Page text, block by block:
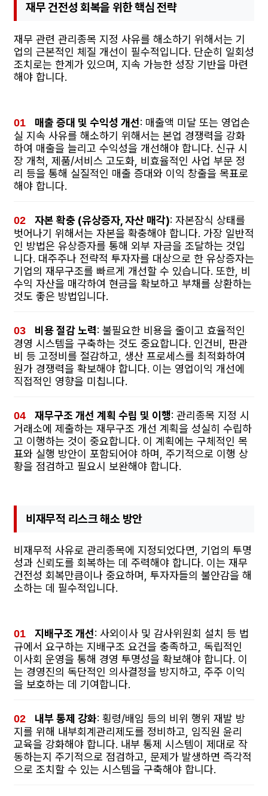
재무 건전성 회복을 위한 핵심 전략
재무 관련 관리종목 지정 사유를 해소하기 위해서는 기
업의 근본적인 체질 개선이 필수적입니다. 단순히 일회성
조치로는 한계가 있으며, 지속 가능한 성장 기반을 마련
해야 합니다.
매출 증대 및 수익성 개선: 매출액 미달 또는 영업손
실 지속 사유를 해소하기 위해서는 본업 경쟁력을 강화
하여 매출을 늘리고 수익성을 개선해야 합니다. 신규 시
장 개척, 제품/서비스 고도화, 비효율적인 사업 부문 정
리 등을 통해 실질적인 매출 증대와 이익 창출을 목표로
해야 합니다.
자본 확충 (유상증자, 자산 매각): 자본잠식 상태를
벗어나기 위해서는 자본을 확충해야 합니다. 가장 일반적
인 방법은 유상증자를 통해 외부 자금을 조달하는 것입
니다. 대주주나 전략적 투자자를 대상으로 한 유상증자는
기업의 재무구조를 빠르게 개선할 수 있습니다. 또한, 비
수익 자산을 매각하여 현금을 확보하고 부채를 상환하는
것도 좋은 방법입니다.
비용 절감 노력: 불필요한 비용을 줄이고 효율적인
경영 시스템을 구축하는 것도 중요합니다. 인건비, 판관
비 등 고정비를 절감하고, 생산 프로세스를 최적화하여
원가 경쟁력을 확보해야 합니다. 이는 영업이익 개선에
직접적인 영향을 미칩니다.
재무구조 개선 계획 수립 및 이행: 관리종목 지정 시
거래소에 제출하는 재무구조 개선 계획을 성실히 수립하
고 이행하는 것이 중요합니다. 이 계획에는 구체적인 목
표와 실행 방안이 포함되어야 하며, 주기적으로 이행 상
황을 점검하고 필요시 보완해야 합니다.
비재무적 리스크 해소 방안
비재무적 사유로 관리종목에 지정되었다면, 기업의 투명
성과 신뢰도를 회복하는 데 주력해야 합니다. 이는 재무
건전성 회복만큼이나 중요하며, 투자자들의 불안감을 해
소하는 데 필수적입니다.
지배구조 개선: 사외이사 및 감사위원회 설치 등 법
규에서 요구하는 지배구조 요건을 충족하고, 독립적인
이사회 운영을 통해 경영 투명성을 확보해야 합니다. 이
는 경영진의 독단적인 의사결정을 방지하고, 주주 이익
을 보호하는 데 기여합니다.
내부 통제 강화: 횡령/배임 등의 비위 행위 재발 방
지를 위해 내부회계관리제도를 정비하고, 임직원 윤리
교육을 강화해야 합니다. 내부 통제 시스템이 제대로 작
동하는지 주기적으로 점검하고, 문제가 발생하면 즉각적
으로 조치할 수 있는 시스템을 구축해야 합니다.